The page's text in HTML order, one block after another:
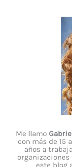
Me llamo
con más de 15
años a
organizaciones
este blog